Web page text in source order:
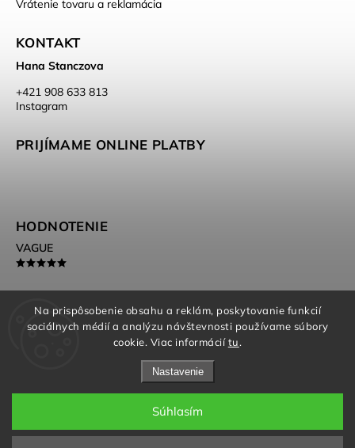
Na prispôsobenie obsahu a reklám, poskytovanie funkcií
sociálnych médií a analýzu návštevnosti používame súbory
cookie. Viac informáciítu.
Nastavenie
Súhlasím
Vrátenie tovaru a reklamácia
KONTAKT
Hana Stanczova
‭+421 908 633 813‬
Instagram
PRIJÍMAME ONLINE PLATBY
HODNOTENIE
VAGUE
Beautimess.cz
Upraviť nastavenie cookies